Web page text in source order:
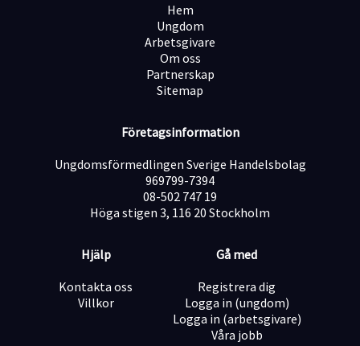
Hem
Ungdom
Arbetsgivare
Om oss
Partnerskap
Sitemap
Företagsinformation
Ungdomsförmedlingen Sverige Handelsbolag
969799-7394
08-502 747 19
Höga stigen 3, 116 20 Stockholm
Hjälp
Kontakta oss
Villkor
Gå med
Registrera dig
Logga in (ungdom)
Logga in (arbetsgivare)
Våra jobb